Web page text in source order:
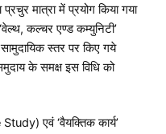
मात्रा में प्रयोग किया गया
कल्चर एण्ड कम्युनिटी’
स्तर पर किए गये
के समक्ष इस विधि को
एवं ‘वैयक्तिक कार्य’